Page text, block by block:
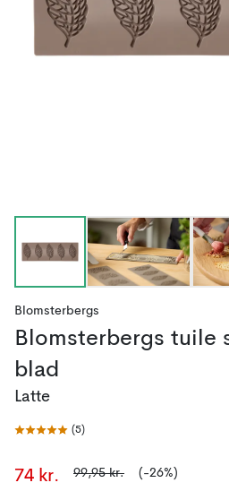
Blomsterbergs
Blomsterbergs tuile
blad
Latte
(5)
74 kr. 99,95 kr. (-26%)